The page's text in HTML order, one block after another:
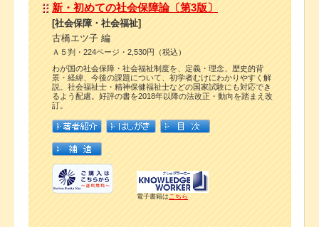
新・初めての社会保障論〔第3版〕
[社会保障・社会福祉]
古橋エツ子 編
Ａ５判・224ページ・2,530円（税込）
わが国の社会保障・社会福祉制度を、定義・理念、歴史的背
景・経緯、今後の課題について、初学者むけにわかりやすく解
説。社会福祉士・精神保健福祉士などの国家試験にも対応でき
るよう配慮。好評の書を2018年以降の法改正・動向を踏まえ改
訂。
電子書籍はこちら